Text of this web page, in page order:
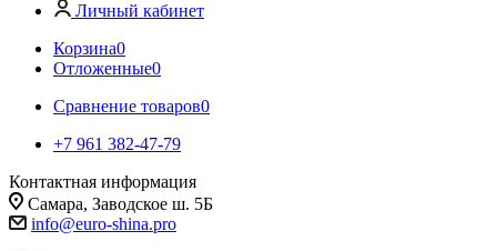
Личный кабинет
Корзина0
Отложенные0
Сравнение товаров0
+7 961 382-47-79
Контактная информация
Самара, Заводское ш. 5Б
info@euro-shina.pro